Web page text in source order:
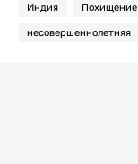
Индия Похищение
несовершеннолетняя